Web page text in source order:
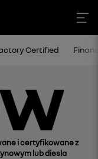
Certified
i certyfikowane z
lub diesla